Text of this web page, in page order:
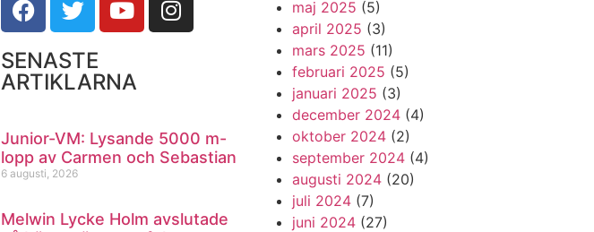
SENASTE
ARTIKLARNA
Junior-VM: Lysande 5000 m-
lopp av Carmen och Sebastian
6 augusti, 2026
Melwin Lycke Holm avslutade
maj 2025 (5)
april 2025 (3)
mars 2025 (11)
februari 2025 (5)
januari 2025 (3)
december 2024 (4)
oktober 2024 (2)
september 2024 (4)
augusti 2024 (20)
juli 2024 (7)
juni 2024 (27)